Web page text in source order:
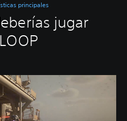
principales
jugar